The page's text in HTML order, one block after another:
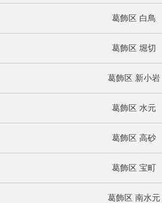
葛飾区 白鳥
葛飾区 堀切
葛飾区 新小岩
葛飾区 水元
葛飾区 高砂
葛飾区 宝町
葛飾区 南水元